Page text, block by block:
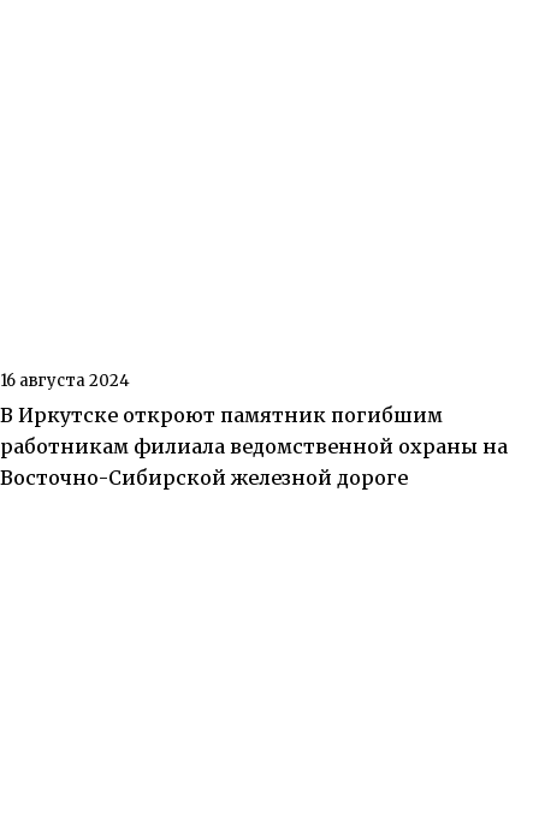
16 августа 2024
В Иркутске откроют памятник погибшим
работникам филиала ведомственной охраны на
Восточно-Сибирской железной дороге